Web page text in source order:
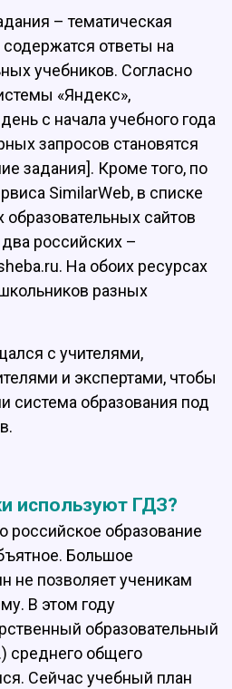
– тематическая
содержатся ответы на
учебников. Согласно
«Яндекс»,
с начала учебного года
запросов становятся
задания]. Кроме того, по
SimilarWeb, в списке
сайтов
российских –
На обоих ресурсах
разных
с учителями,
и экспертами, чтобы
система образования под
используют ГДЗ?
российское образование
Большое
не позволяет ученикам
В этом году
образовательный
среднего общего
Сейчас учебный план